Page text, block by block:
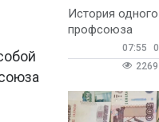
История
профсоюза
07:55
2269